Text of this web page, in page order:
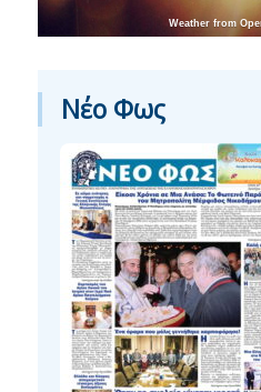
Weather from
Νέο Φως